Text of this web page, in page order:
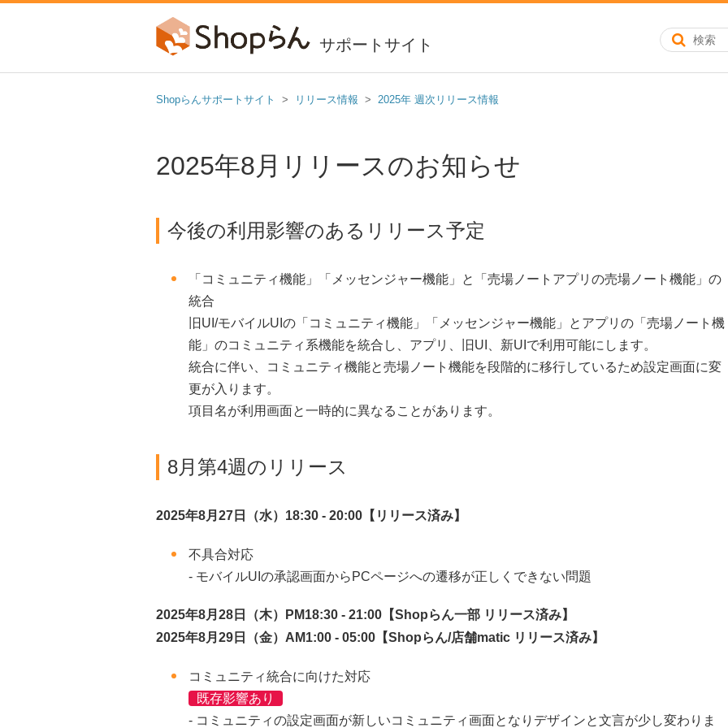
サポートサイト
Shopらんサポートサイト リリース情報 2025年 週次リリース情報
2025年8月リリースのお知らせ
今後の利用影響のあるリリース予定
「コミュニティ機能」「メッセンジャー機能」と「売場ノートアプリの売場ノート機能」の
統合
旧UI/モバイルUIの「コミュニティ機能」「メッセンジャー機能」とアプリの「売場ノート機
能」のコミュニティ系機能を統合し、アプリ、旧UI、新UIで利用可能にします。
統合に伴い、コミュニティ機能と売場ノート機能を段階的に移行しているため設定画面に変
更が入ります。
項目名が利用画面と一時的に異なることがあります。
8月第4週のリリース
2025年8月27日（水）18:30 - 20:00【リリース済み】
不具合対応
- モバイルUIの承認画面からPCページへの遷移が正しくできない問題
2025年8月28日（木）PM18:30 - 21:00【Shopらん一部 リリース済み】
2025年8月29日（金）AM1:00 - 05:00【Shopらん/店舗matic リリース済み】
コミュニティ統合に向けた対応
既存影響あり
- コミュニティの設定画面が新しいコミュニティ画面となりデザインと文言が少し変わりま